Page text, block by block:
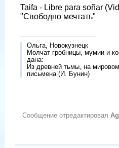
Taifa - Libre para soñar
"Свободно мечтать"
Ольга, Новокузнецк
Молчат гробницы, мумии и
дана:
Из древней тьмы, на
письмена (И. Бунин)
Сообщение отредактировал